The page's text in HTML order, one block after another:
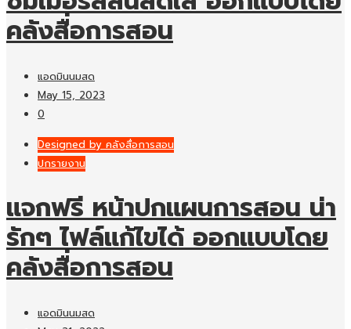
คลังสื่อการสอน
แอดมินนมสด
May 15, 2023
0
Designed by คลังสื่อการสอน
ปกรายงาน
แจกฟรี หน้าปกแผนการสอน น่า
รักๆ ไฟล์แก้ไขได้ ออกแบบโดย
คลังสื่อการสอน
แอดมินนมสด